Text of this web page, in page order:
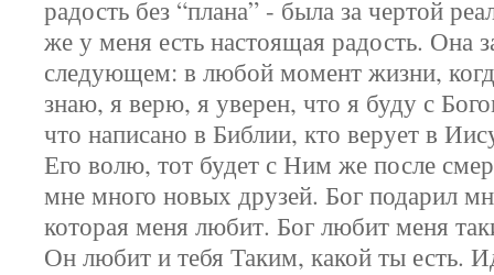
радость без “плана” - была за чертой
же у меня есть настоящая радость. Она
следующем: в любой момент жизни,
знаю, я верю, я уверен, что я буду с
что написано в Библии, кто верует в
Его волю, тот будет с Ним же после
мне много новых друзей. Бог подарил
которая меня любит. Бог любит меня
Он любит и тебя Таким, какой ты есть.